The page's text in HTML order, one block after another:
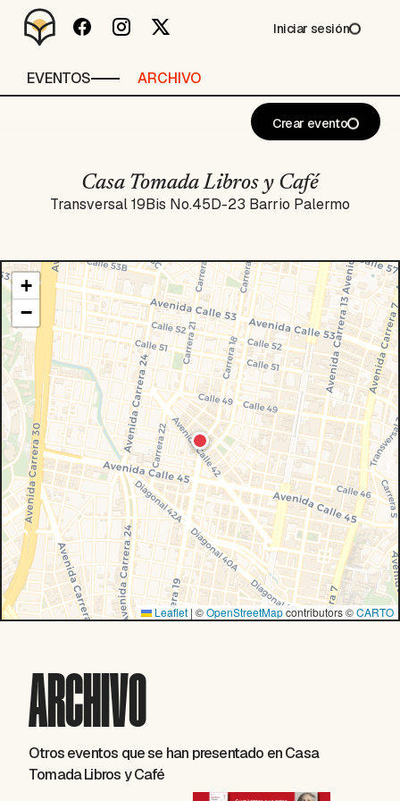
EVENTOS ARCHIVO
Iniciar sesión
Crear evento
Casa Tomada Libros y Café
Transversal 19Bis No.45D-23 Barrio Palermo
+
−
Leaflet | ©OpenStreetMapcontributors ©CARTO
ARCHIVO
Otros eventos que se han presentado en Casa
Tomada Libros y Café